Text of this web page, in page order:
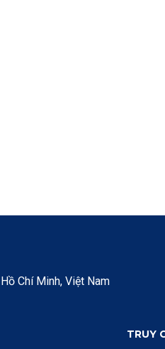
Chí Minh, Việt Nam
TRUY